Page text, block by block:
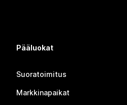
Pääluokat
Suoratoimitus
Markkinapaikat